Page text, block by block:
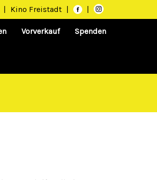
| Kino Freistadt | |
Vorverkauf Spenden